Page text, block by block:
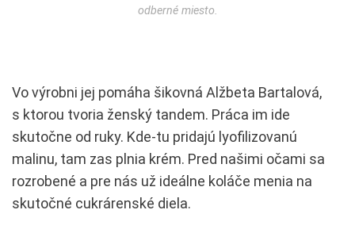
odberné miesto.
Vo výrobni jej pomáha šikovná Alžbeta Bartalová,
s ktorou tvoria ženský tandem. Práca im ide
skutočne od ruky. Kde-tu pridajú lyofilizovanú
malinu, tam zas plnia krém. Pred našimi očami sa
rozrobené a pre nás už ideálne koláče menia na
skutočné cukrárenské diela.